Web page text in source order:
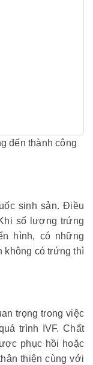
đến thành công
sinh sản. Điều
số lượng trứng
hình, có những
không có trứng thì
trọng trong việc
trình IVF. Chất
phục hồi hoặc
thiện cùng với